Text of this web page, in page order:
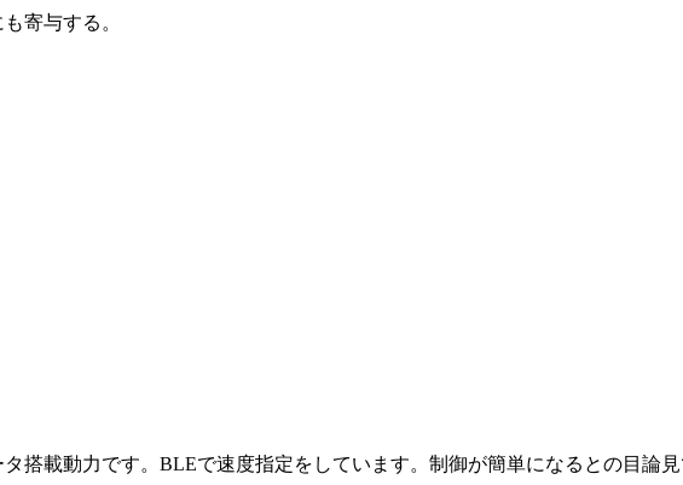
寄与する。
搭載動力です。BLEで速度指定をしています。制御が簡単になるとの目論